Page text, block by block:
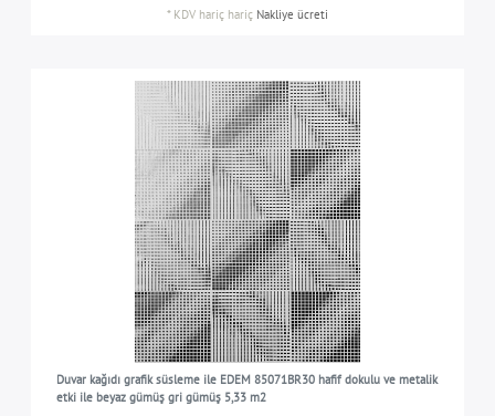
* KDV hariç hariç Nakliye ücreti
Duvar kağıdı grafik süsleme ile EDEM 85071BR30 hafif dokulu ve metalik
etki ile beyaz gümüş gri gümüş 5,33 m2